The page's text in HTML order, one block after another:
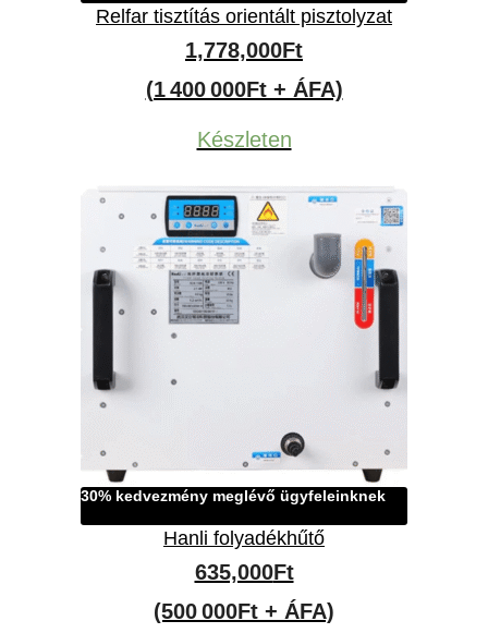
Relfar tisztítás orientált pisztolyzat
1,778,000Ft
(1 400 000Ft + ÁFA)
Készleten
30% kedvezmény meglévő ügyfeleinknek
Hanli folyadékhűtő
635,000Ft
(500 000Ft + ÁFA)